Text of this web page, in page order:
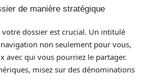
de manière stratégique
dossier est crucial. Un intitulé
non seulement pour vous,
avec qui vous pourriez le partager.
misez sur des dénominations